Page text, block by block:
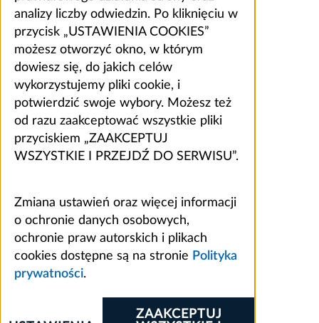
analizy liczby odwiedzin. Po kliknięciu w
przycisk „USTAWIENIA COOKIES”
możesz otworzyć okno, w którym
dowiesz się, do jakich celów
wykorzystujemy pliki cookie, i
potwierdzić swoje wybory. Możesz też
od razu zaakceptować wszystkie pliki
przyciskiem „ZAAKCEPTUJ
WSZYSTKIE I PRZEJDŹ DO SERWISU”.
Zmiana ustawień oraz więcej informacji
o ochronie danych osobowych,
ochronie praw autorskich i plikach
cookies dostępne są na stronie Polityka
prywatności.
ZAAKCEPTUJ